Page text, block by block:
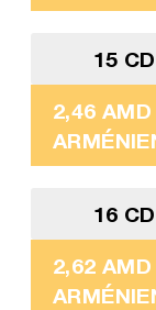
15
2,46
16
2,62